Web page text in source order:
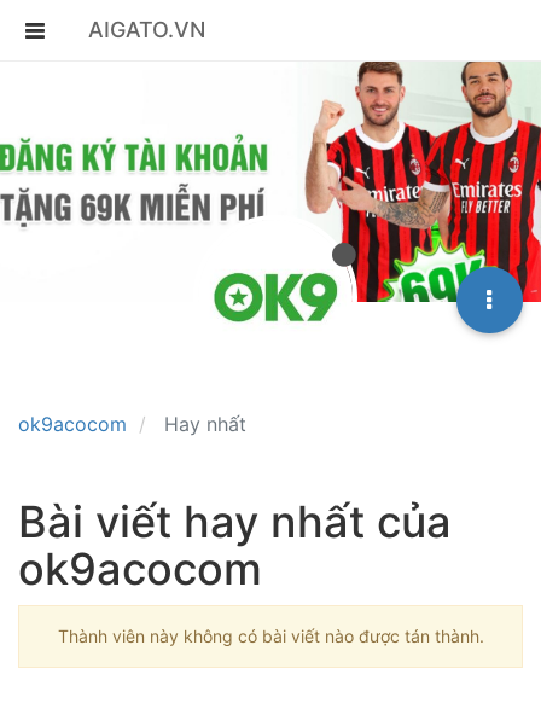
AIGATO.VN
ok9acocom Hay nhất
Bài viết hay nhất của
ok9acocom
Thành viên này không có bài viết nào được tán thành.